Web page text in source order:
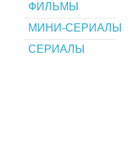
ФИЛЬМЫ
МИНИ-СЕРИАЛЫ
СЕРИАЛЫ